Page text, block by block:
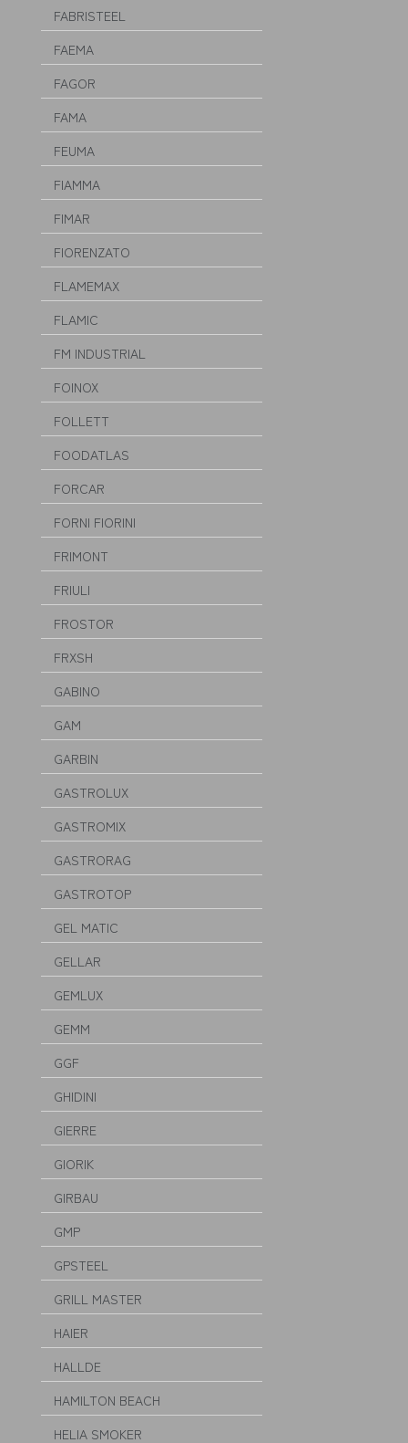
FABRISTEEL
FAEMA
FAGOR
FAMA
FEUMA
FIAMMA
FIMAR
FIORENZATO
FLAMEMAX
FLAMIC
FM INDUSTRIAL
FOINOX
FOLLETT
FOODATLAS
FORCAR
FORNI FIORINI
FRIMONT
FRIULI
FROSTOR
FRXSH
GABINO
GAM
GARBIN
GASTROLUX
GASTROMIX
GASTRORAG
GASTROTOP
GEL MATIC
GELLAR
GEMLUX
GEMM
GGF
GHIDINI
GIERRE
GIORIK
GIRBAU
GMP
GPSTEEL
GRILL MASTER
HAIER
HALLDE
HAMILTON BEACH
HELIA SMOKER